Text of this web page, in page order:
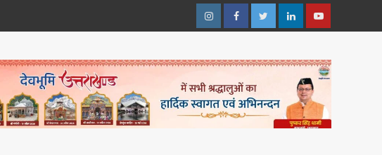
InstagramFacebookTwitterLinkedinYoutube